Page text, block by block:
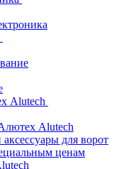
Alutech
Alutech
для ворот
ценам